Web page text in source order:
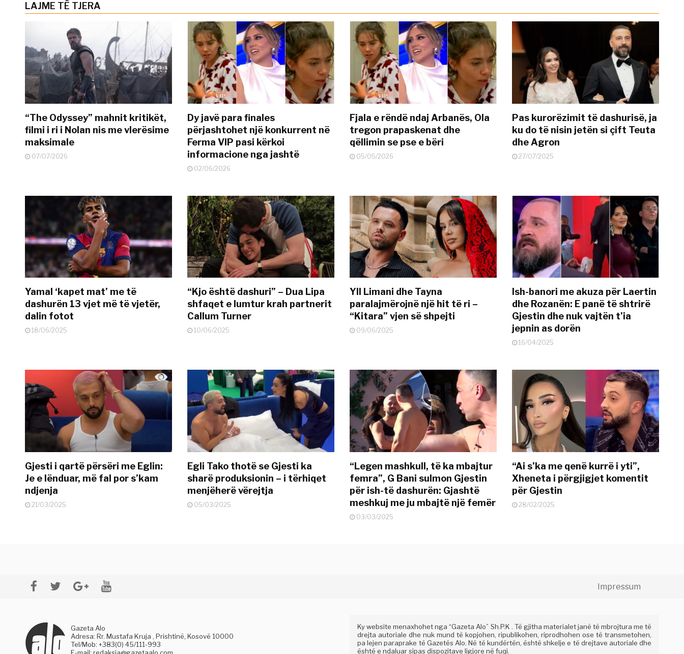
LAJME TË TJERA
“The Odyssey” mahnit kritikët,
filmi i ri i Nolan nis me vlerësime
maksimale
07/07/2026
Dy javë para finales
përjashtohet një konkurrent në
Ferma VIP pasi kërkoi
informacione nga jashtë
02/06/2026
Fjala e rëndë ndaj Arbanës, Ola
tregon prapaskenat dhe
qëllimin se pse e bëri
05/05/2026
Pas kurorëzimit të dashurisë, ja
ku do të nisin jetën si çift Teuta
dhe Agron
27/07/2025
Yamal ‘kapet mat’ me të
dashurën 13 vjet më të vjetër,
dalin fotot
18/06/2025
“Kjo është dashuri” – Dua Lipa
shfaqet e lumtur krah partnerit
Callum Turner
10/06/2025
Yll Limani dhe Tayna
paralajmërojnë një hit të ri –
“Kitara” vjen së shpejti
09/06/2025
Ish-banori me akuza për Laertin
dhe Rozanën: E panë të shtrirë
Gjestin dhe nuk vajtën t’ia
jepnin as dorën
16/04/2025
Gjesti i qartë përsëri me Eglin:
Je e lënduar, më fal por s’kam
ndjenja
21/03/2025
Egli Tako thotë se Gjesti ka
sharë produksionin – i tërhiqet
menjëherë vërejtja
05/03/2025
“Legen mashkull, të ka mbajtur
femra”, G Bani sulmon Gjestin
për ish-të dashurën: Gjashtë
meshkuj me ju mbajtë një femër
03/03/2025
“Ai s’ka me qenë kurrë i yti”,
Xheneta i përgjigjet komentit
për Gjestin
28/02/2025
Impressum
Gazeta Alo
Adresa: Rr. Mustafa Kruja , Prishtinë, Kosovë 10000
Tel/Mob: +383(0) 45/111-993
E-mail: redaksia@gazetaalo.com
Ky website menaxhohet nga “Gazeta Alo” Sh.P.K . Të gjitha materialet janë të mbrojtura me të
drejta autoriale dhe nuk mund të kopjohen, ripublikohen, riprodhohen ose të transmetohen,
pa lejen paraprake të Gazetës Alo. Në të kundërtën, është shkelje e të drejtave autoriale dhe
është e ndaluar sipas dispozitave ligjore në fuqi.